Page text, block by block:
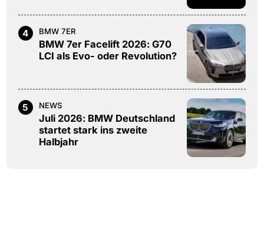
4 BMW 7ER
BMW 7er Facelift 2026: G70
LCI als Evo- oder Revolution?
5 NEWS
Juli 2026: BMW Deutschland
startet stark ins zweite
Halbjahr